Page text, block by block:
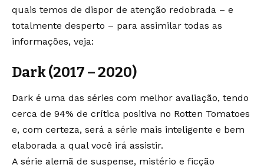
quais temos de dispor de atenção redobrada – e
totalmente desperto – para assimilar todas as
informações, veja:
Dark (2017 – 2020)
Dark é uma das séries com melhor avaliação, tendo
cerca de 94% de crítica positiva no Rotten Tomatoes
e, com certeza, será a série mais inteligente e bem
elaborada a qual você irá assistir.
A série alemã de suspense, mistério e ficção